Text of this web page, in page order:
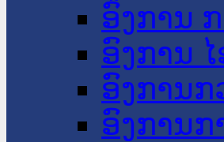
ອົງການ
ອົງການ
ອົງການ
ອົງການ